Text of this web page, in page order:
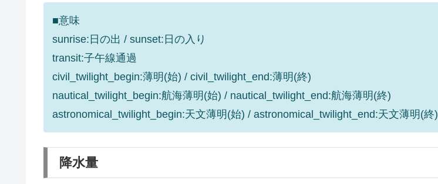
■意味
sunrise:日の出 / sunset:日の入り
transit:子午線通過
civil_twilight_begin:薄明(始) / civil_twilight_end:薄明(終)
nautical_twilight_begin:航海薄明(始) / nautical_twilight_end:航海薄明(終)
astronomical_twilight_begin:天文薄明(始) / astronomical_twilight_end:天文薄明(終)
降水量